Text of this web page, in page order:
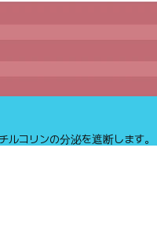
コリンの分泌を遮断します。